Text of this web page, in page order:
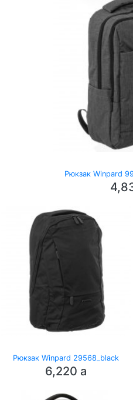
Рюкзак Winpard
Рюкзак Winpard 29568_black
6,220 a